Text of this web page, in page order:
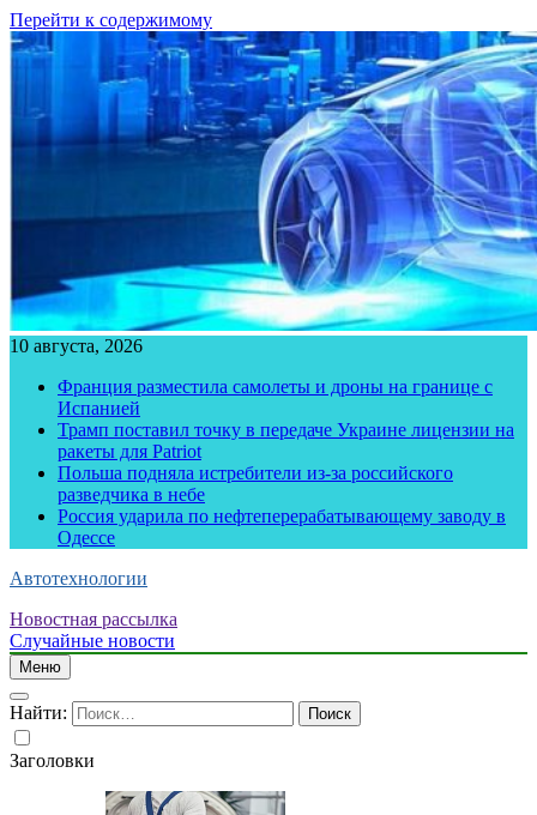
Перейти к содержимому
10 августа, 2026
Франция разместила самолеты и дроны на границе с
Испанией
Трамп поставил точку в передаче Украине лицензии на
ракеты для Patriot
Польша подняла истребители из-за российского
разведчика в небе
Россия ударила по нефтеперерабатывающему заводу в
Одессе
Автотехнологии
Новостная рассылка
Случайные новости
Меню
Найти:
Заголовки